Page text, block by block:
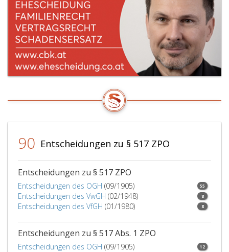
90 Entscheidungen zu § 517 ZPO
Entscheidungen zu § 517 ZPO
Entscheidungen des OGH (09/1905) 55
Entscheidungen des VwGH (02/1948) 8
Entscheidungen des VfGH (01/1980) 8
Entscheidungen zu § 517 Abs. 1 ZPO
Entscheidungen des OGH (09/1905) 12